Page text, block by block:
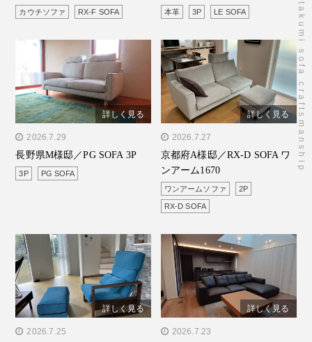
takumi sofa craftsmanship
カウチソファ RX-F SOFA 本革 3P LE SOFA
" alt="長野県M様邸／PG
SOFA 3P"/>
詳しく見る
2026.7.29
長野県M様邸／PG SOFA 3P
3P PG SOFA
" alt="京都府A様邸／RX-D
SOFA ワンアーム1670"/>
詳しく見る
2026.7.27
京都府A様邸／RX-D SOFA ワ
ンアーム1670
ワンアームソファ 2P
RX-D SOFA
" alt="東京都H様邸／PL
詳しく見る
2026.7.25
" alt="奈良県I様邸／LA カ
詳しく見る
2026.7.23